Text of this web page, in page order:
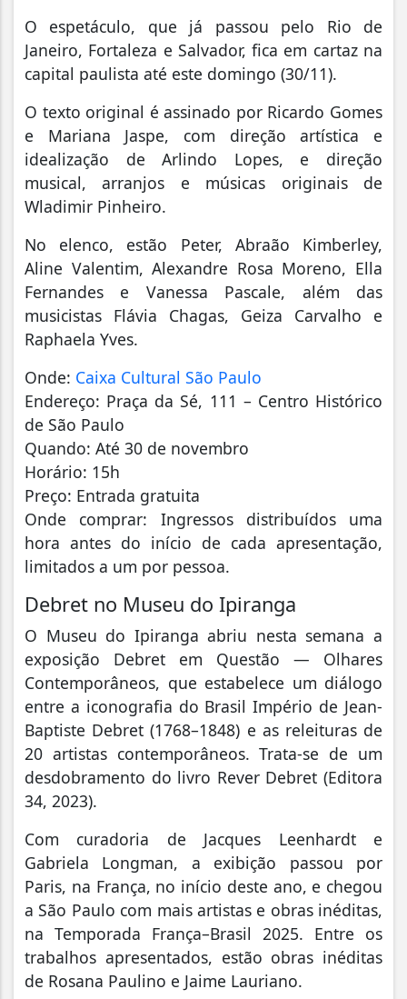
O espetáculo, que já passou pelo Rio de
Janeiro, Fortaleza e Salvador, fica em cartaz na
capital paulista até este domingo (30/11).
O texto original é assinado por Ricardo Gomes
e Mariana Jaspe, com direção artística e
idealização de Arlindo Lopes, e direção
musical, arranjos e músicas originais de
Wladimir Pinheiro.
No elenco, estão Peter, Abraão Kimberley,
Aline Valentim, Alexandre Rosa Moreno, Ella
Fernandes e Vanessa Pascale, além das
musicistas Flávia Chagas, Geiza Carvalho e
Raphaela Yves.
Onde: Caixa Cultural São Paulo
Endereço: Praça da Sé, 111 – Centro Histórico
de São Paulo
Quando: Até 30 de novembro
Horário: 15h
Preço: Entrada gratuita
Onde comprar: Ingressos distribuídos uma
hora antes do início de cada apresentação,
limitados a um por pessoa.
Debret no Museu do Ipiranga
O Museu do Ipiranga abriu nesta semana a
exposição Debret em Questão — Olhares
Contemporâneos, que estabelece um diálogo
entre a iconografia do Brasil Império de Jean-
Baptiste Debret (1768–1848) e as releituras de
20 artistas contemporâneos. Trata-se de um
desdobramento do livro Rever Debret (Editora
34, 2023).
Com curadoria de Jacques Leenhardt e
Gabriela Longman, a exibição passou por
Paris, na França, no início deste ano, e chegou
a São Paulo com mais artistas e obras inéditas,
na Temporada França–Brasil 2025. Entre os
trabalhos apresentados, estão obras inéditas
de Rosana Paulino e Jaime Lauriano.